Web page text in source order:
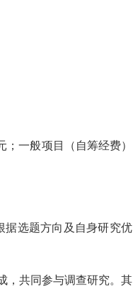
一般项目（自筹经费）
据选题方向及自身研究优
，共同参与调查研究。其